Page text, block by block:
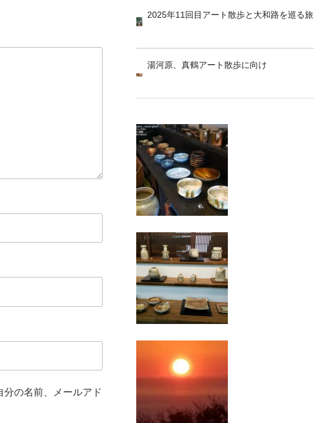
の名前、メールアド
2025年11回目アート散歩と大和路を巡る旅
湯河原、真鶴アート散歩に向け